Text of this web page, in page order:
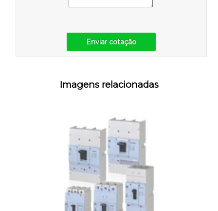
Enviar cotação
Imagens relacionadas